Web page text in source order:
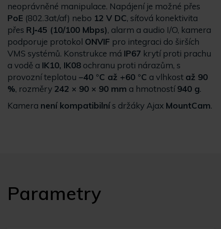
neoprávněné manipulace. Napájení je možné přes
PoE (802.3at/af) nebo 12 V DC, síťová konektivita
přes RJ‑45 (10/100 Mbps), alarm a audio I/O, kamera
podporuje protokol ONVIF pro integraci do širších
VMS systémů. Konstrukce má IP67 krytí proti prachu
a vodě a IK10, IK08 ochranu proti nárazům, s
provozní teplotou −40 °C až +60 °C a vlhkost až 90
%, rozměry 242 × 90 × 90 mm a hmotností940 g.
Kamera není kompatibilnís držáky Ajax MountCam.
Parametry